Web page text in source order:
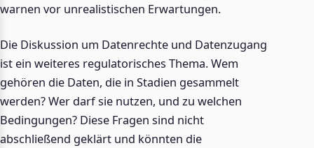
warnen vor unrealistischen Erwartungen.
Die Diskussion um Datenrechte und Datenzugang
ist ein weiteres regulatorisches Thema. Wem
gehören die Daten, die in Stadien gesammelt
werden? Wer darf sie nutzen, und zu welchen
Bedingungen? Diese Fragen sind nicht
abschließend geklärt und könnten die